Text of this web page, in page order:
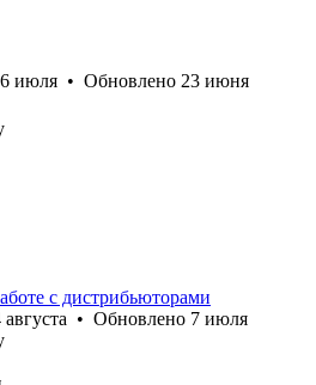
июля • Обновлено 23 июня
с дистрибьюторами
августа • Обновлено 7 июля